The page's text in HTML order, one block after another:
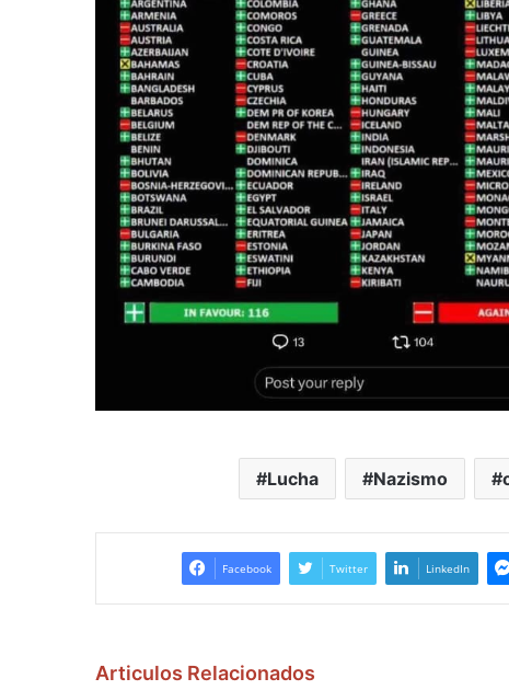
Lucha Nazismo
Facebook Twitter LinkedIn
Articulos Relacionados